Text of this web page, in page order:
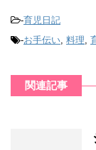
-育児日記
-お手伝い, 料理,
関連記事